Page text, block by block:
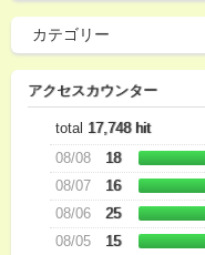
アクセスカウンター
total 17,748 hit
08/08
18
08/07
16
08/06
25
08/05
15